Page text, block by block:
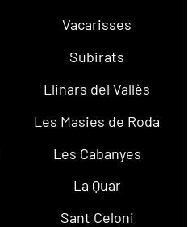
Vacarisses
Subirats
Llinars del Vallès
Les Masies de Roda
Les Cabanyes
La Quar
Sant Celoni